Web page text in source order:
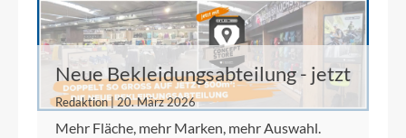
Neue Bekleidungsabteilung - jetzt
auf 500 m²
Redaktion | 20. März 2026
Mehr Fläche, mehr Marken, mehr Auswahl.